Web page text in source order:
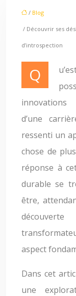
/ Blog
/ Découvrir ses
d’introspection
Qu’est-ce qui vous anime au-delà des
innovations
d’une
ressenti un
chose de
réponse à
durable se
être,
aspect
Dans cet
une